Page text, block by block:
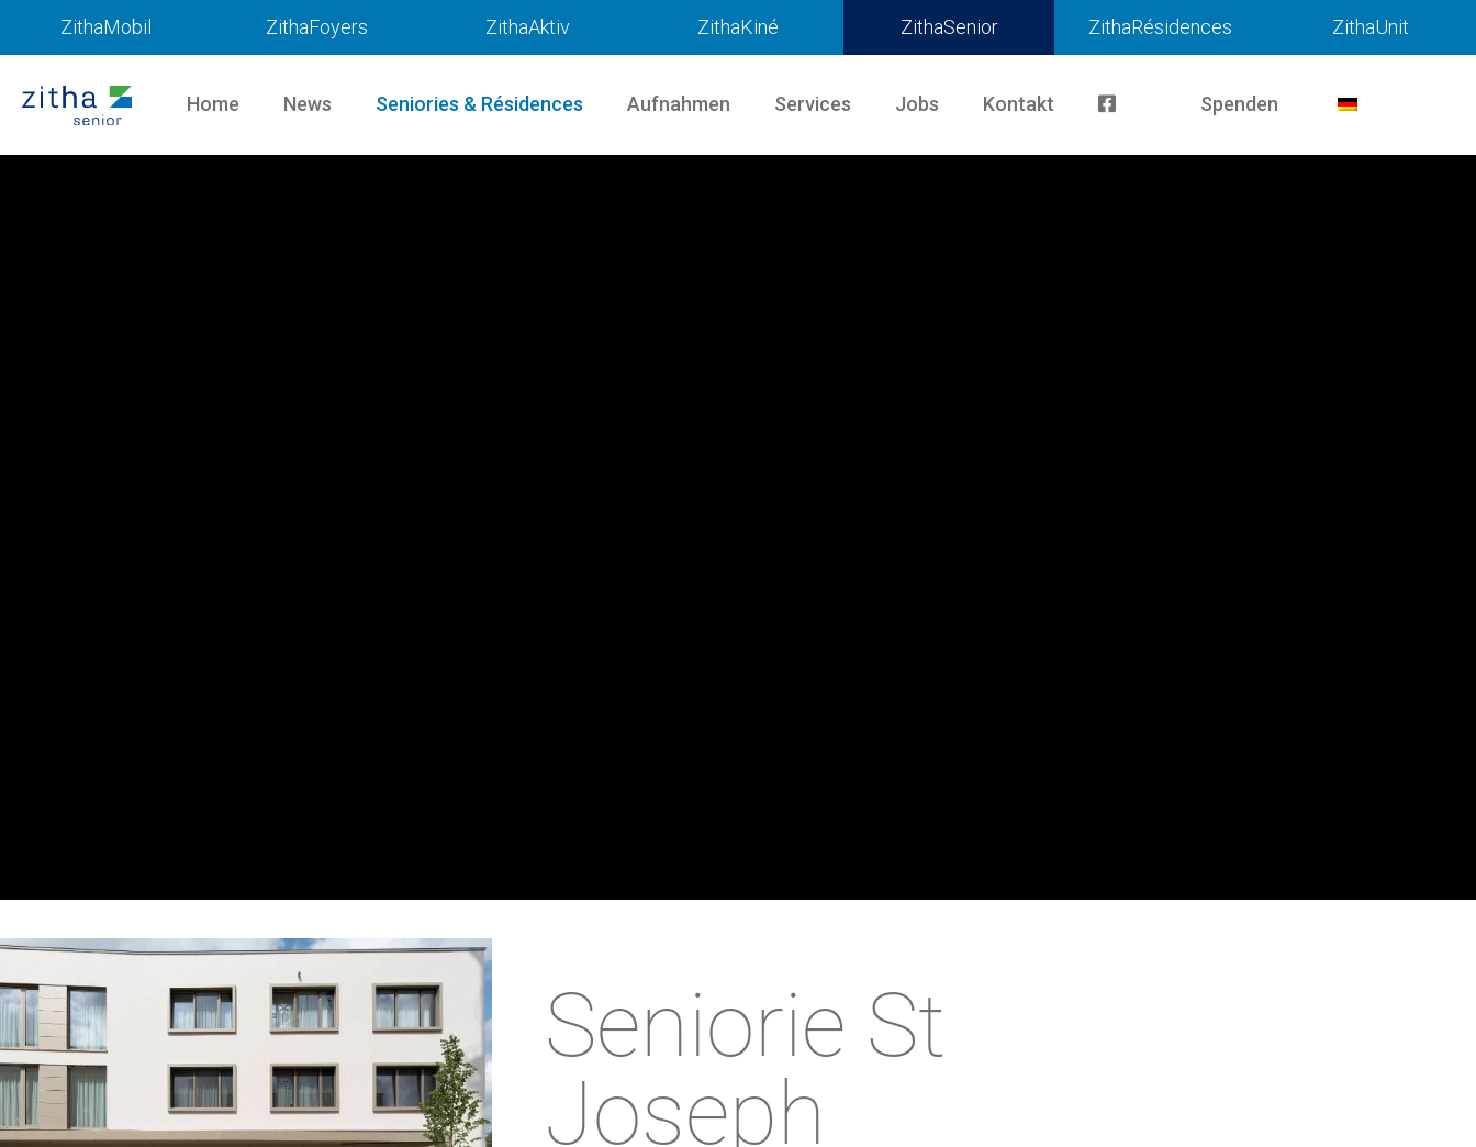
ZithaMobil ZithaFoyers ZithaAktiv ZithaKiné ZithaSenior ZithaRésidences ZithaUnit
Home News Seniories & Résidences Aufnahmen Services Jobs Kontakt Spenden
Seniorie St
Joseph